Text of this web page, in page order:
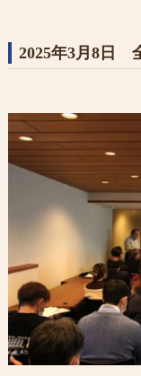
2025年3月8日